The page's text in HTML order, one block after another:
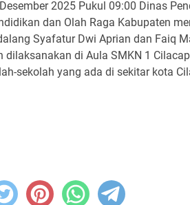
2025 Pukul 09:00 Dinas
dan Olah Raga Kabupaten
Syafatur Dwi Aprian dan Faiq
dilaksanakan di Aula SMKN 1
sekolah yang ada di sekitar kota